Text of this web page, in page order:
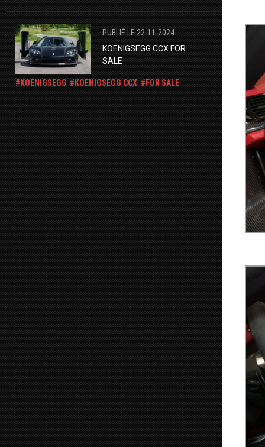
PUBLIÉ LE 22-11-2024
KOENIGSEGG CCX FOR
SALE
KOENIGSEGG KOENIGSEGG CCX FOR SALE